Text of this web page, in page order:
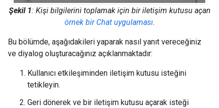
Şekil 1: Kişi bilgilerini toplamak için bir iletişim kutusu açan
örnek bir Chat uygulaması.
Bu bölümde, aşağıdakileri yaparak nasıl yanıt vereceğiniz
ve diyalog oluşturacağınız açıklanmaktadır:
Kullanıcı etkileşiminden iletişim kutusu isteğini
tetikleyin.
Geri dönerek ve bir iletişim kutusu açarak isteği